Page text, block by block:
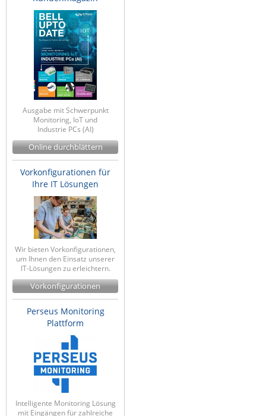
Ausgabe mit Schwerpunkt
Monitoring, IoT und
Industrie PCs (AI)
Online durchblättern
Vorkonfigurationen für
Ihre IT Lösungen
Wir bieten Vorkonfigurationen,
um Ihnen den Einsatz unserer
IT-Lösungen zu erleichtern.
Vorkonfigurationen
Perseus Monitoring
Plattform
Intelligente Monitoring Lösung
mit Eingängen für zahlreiche